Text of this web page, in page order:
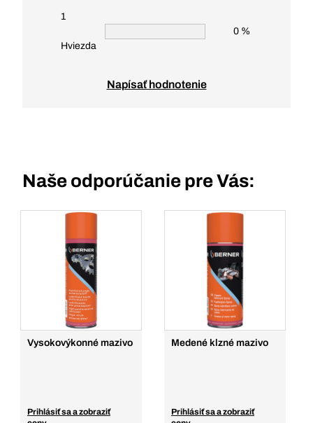
1
Hviezda
0 %
Napísať hodnotenie
Naše odporúčanie pre Vás:
Vysokovýkonné mazivo
Prihlásiť sa a zobraziť
Medené klzné mazivo
Prihlásiť sa a zobraziť